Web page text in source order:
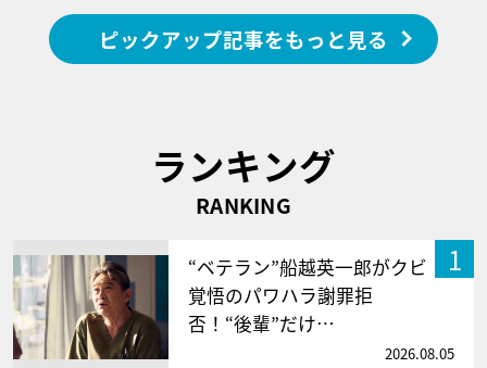
ピックアップ記事をもっと見る
ランキング
RANKING
1
“ベテラン”船越英一郎がクビ
覚悟のパワハラ謝罪拒
否！“後輩”だけ…
2026.08.05